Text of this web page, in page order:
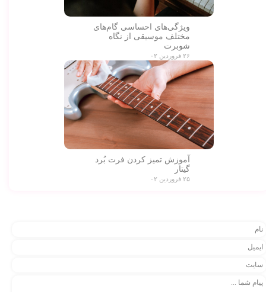
ویژگی‌های احساسی گام‌های
مختلف موسیقی از نگاه
شوبرت
۲۶ فروردین ۰۲
آموزش تمیز کردن فرت بُرد
گیتار
۲۵ فروردین ۰۲